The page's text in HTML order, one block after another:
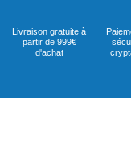
Livraison gratuite à
partir de 999€
d'achat